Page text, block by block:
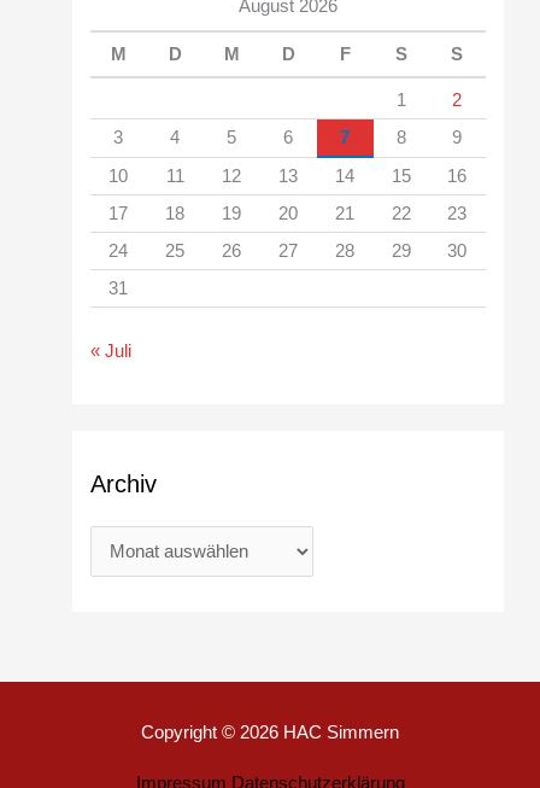
August 2026
M D M D F S S
1
2
3
4 5 6 7 8
9
10
11 12 13 14 15
16
17
18 19 20 21 22
23
24
25 26 27 28 29
30
31
« Juli
Archiv
Copyright © 2026 HAC Simmern
Impressum Datenschutzerklärung